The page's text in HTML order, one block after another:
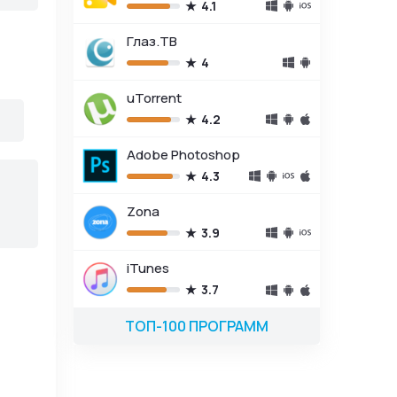
пользователей.
использования
ошибок
функциям,
или спама.
4.1
Глаз.ТВ
4
uTorrent
4.2
Adobe Photoshop
4.3
Zona
3.9
iTunes
3.7
ТОП-100 ПРОГРАММ